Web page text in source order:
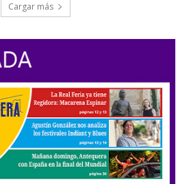
Cargar más